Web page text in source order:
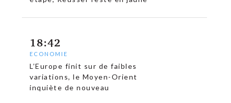
18:42
ECONOMIE
L’Europe finit sur de faibles
variations, le Moyen-Orient
inquiète de nouveau